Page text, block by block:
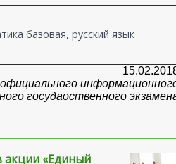
базовая, русский язык
госудаоственного
акции «Единый